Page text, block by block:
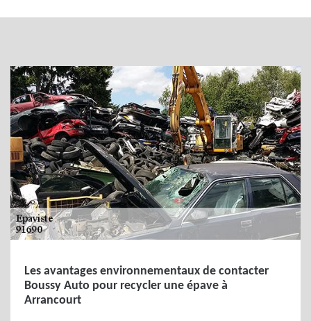
Les avantages environnementaux de contacter
Boussy Auto pour recycler une épave à
Arrancourt